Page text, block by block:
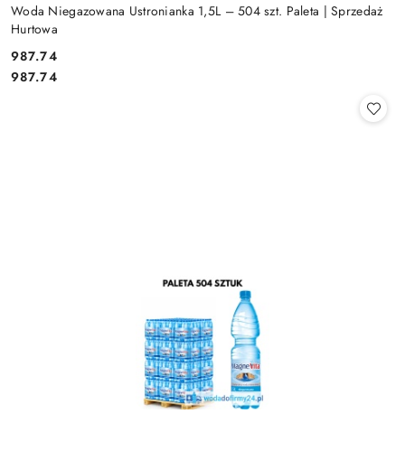
Woda Niegazowana Ustronianka 1,5L – 504 szt. Paleta | Sprzedaż
Hurtowa
Cena:
987.74
Cena:
987.74